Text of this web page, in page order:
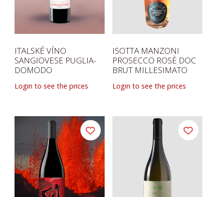
ITALSKÉ VÍNO
SANGIOVESE PUGLIA-
DOMODO
Login to see the prices
ISOTTA MANZONI
PROSECCO ROSÈ DOC
BRUT MILLESIMATO
Login to see the prices